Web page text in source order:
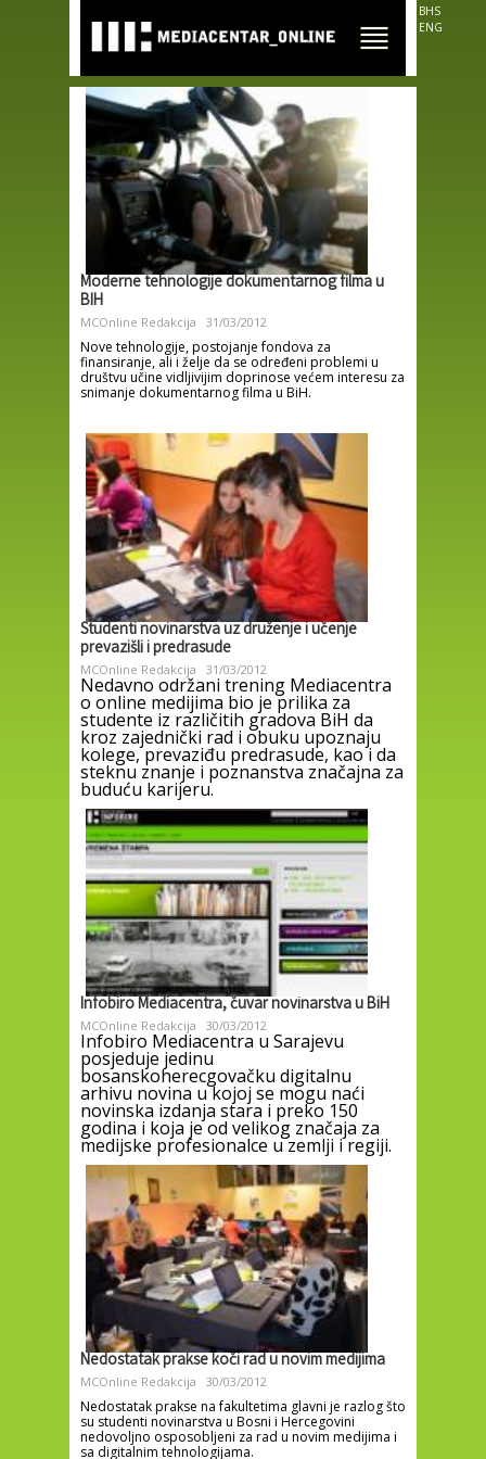
main
content
BHS
ENG
Moderne tehnologije dokumentarnog filma u
BIH
MCOnline Redakcija 31/03/2012
Nove tehnologije, postojanje fondova za
finansiranje, ali i želje da se određeni problemi u
društvu učine vidljivijim doprinose većem interesu za
snimanje dokumentarnog filma u BiH.
Studenti novinarstva uz druženje i učenje
prevazišli i predrasude
MCOnline Redakcija 31/03/2012
Nedavno održani trening Mediacentra
o online medijima bio je prilika za
studente iz različitih gradova BiH da
kroz zajednički rad i obuku upoznaju
kolege, prevaziđu predrasude, kao i da
steknu znanje i poznanstva značajna za
buduću karijeru.
Infobiro Mediacentra, čuvar novinarstva u BiH
MCOnline Redakcija 30/03/2012
Infobiro Mediacentra u Sarajevu
posjeduje jedinu
bosanskoherecgovačku digitalnu
arhivu novina u kojoj se mogu naći
novinska izdanja stara i preko 150
godina i koja je od velikog značaja za
medijske profesionalce u zemlji i regiji.
Nedostatak prakse koči rad u novim medijima
MCOnline Redakcija 30/03/2012
Nedostatak prakse na fakultetima glavni je razlog što
su studenti novinarstva u Bosni i Hercegovini
nedovoljno osposobljeni za rad u novim medijima i
sa digitalnim tehnologijama.